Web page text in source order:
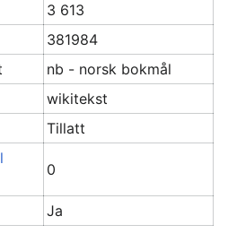
3 613
381984
nb - norsk bokmål
wikitekst
Tillatt
0
Ja